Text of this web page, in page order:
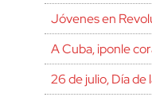
Jóvenes en
A Cuba, ¡ponle
26 de julio, Día de